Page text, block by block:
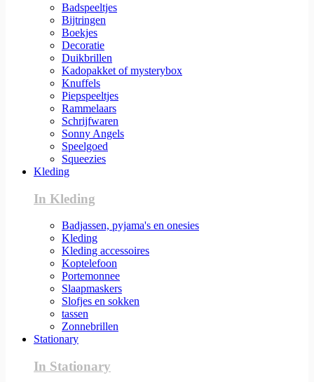
Badspeeltjes
Bijtringen
Boekjes
Decoratie
Duikbrillen
Kadopakket of mysterybox
Knuffels
Piepspeeltjes
Rammelaars
Schrijfwaren
Sonny Angels
Speelgoed
Squeezies
Kleding
In Kleding
Badjassen, pyjama's en onesies
Kleding
Kleding accessoires
Koptelefoon
Portemonnee
Slaapmaskers
Slofjes en sokken
tassen
Zonnebrillen
Stationary
In Stationary